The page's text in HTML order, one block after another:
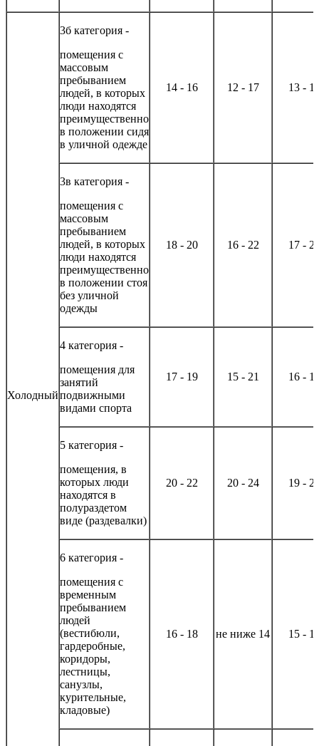
Холодный
3б категория -
помещения с
массовым
пребыванием
людей, в которых
люди находятся
преимущественно
в положении сидя
в уличной одежде
14 - 16 12 - 17 13 -
3в категория -
помещения с
массовым
пребыванием
людей, в которых
люди находятся
преимущественно
в положении стоя
без уличной
одежды
18 - 20 16 - 22 17 -
4 категория -
помещения для
занятий
подвижными
видами спорта
17 - 19 15 - 21 16 -
5 категория -
помещения, в
которых люди
находятся в
полураздетом
виде (раздевалки)
20 - 22 20 - 24 19 -
6 категория -
помещения с
временным
пребыванием
людей
(вестибюли,
гардеробные,
коридоры,
лестницы,
санузлы,
курительные,
кладовые)
16 - 18 не ниже 14 15 -